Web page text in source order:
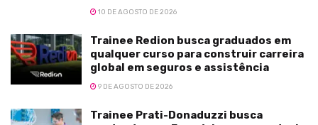
10 DE AGOSTO DE 2026
Trainee Redion busca graduados em
qualquer curso para construir carreira
global em seguros e assistência
9 DE AGOSTO DE 2026
Trainee Prati-Donaduzzi busca